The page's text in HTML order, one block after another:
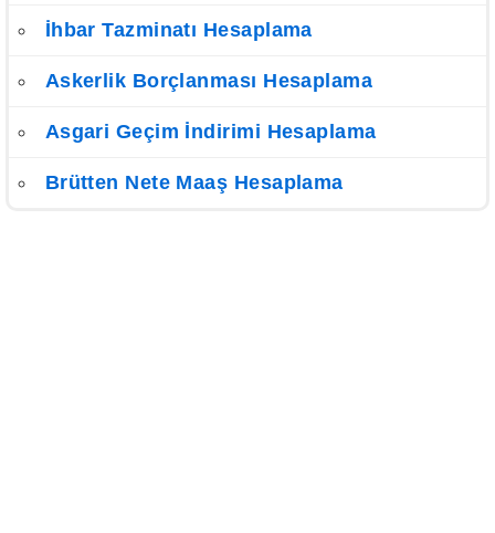
İhbar Tazminatı Hesaplama
Askerlik Borçlanması Hesaplama
Asgari Geçim İndirimi Hesaplama
Brütten Nete Maaş Hesaplama